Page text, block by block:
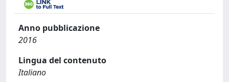
Anno pubblicazione
2016
Lingua del contenuto
Italiano